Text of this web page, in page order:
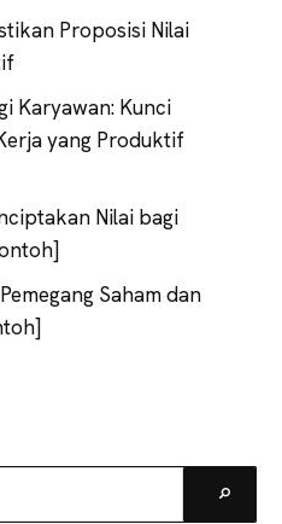
Proposisi Nilai
Karyawan: Kunci
yang Produktif
Nilai bagi
Saham dan